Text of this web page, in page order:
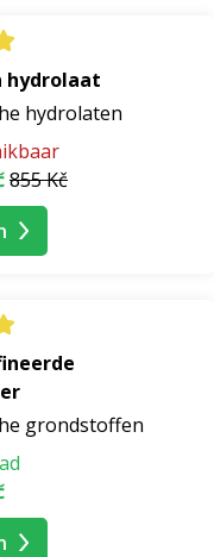
De weg naar
hydrolaat
hydrolaten
855 Kč
grondstoffen